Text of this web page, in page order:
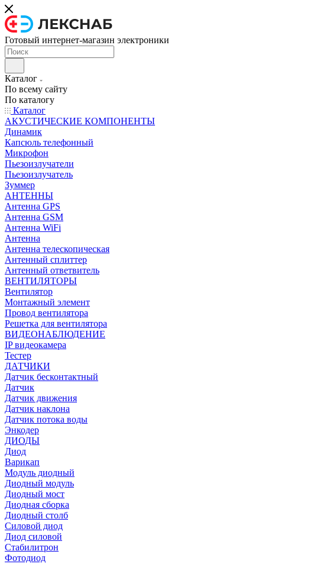
Готовый интернет-магазин электроники
Каталог
По всему сайту
По каталогу
Каталог
АКУСТИЧЕСКИЕ КОМПОНЕНТЫ
Динамик
Капсюль телефонный
Микрофон
Пьезоизлучатели
Пьезоизлучатель
Зуммер
АНТЕННЫ
Антенна GPS
Антенна GSM
Антенна WiFi
Антенна
Антенна телескопическая
Антенный сплиттер
Антенный ответвитель
ВЕНТИЛЯТОРЫ
Вентилятор
Монтажный элемент
Провод вентилятора
Решетка для вентилятора
ВИДЕОНАБЛЮДЕНИЕ
IP видеокамера
Тестер
ДАТЧИКИ
Датчик бесконтактный
Датчик
Датчик движения
Датчик наклона
Датчик потока воды
Энкодер
ДИОДЫ
Диод
Варикап
Модуль диодный
Диодный модуль
Диодный мост
Диодная сборка
Диодный столб
Силовой диод
Диод силовой
Стабилитрон
Фотодиод